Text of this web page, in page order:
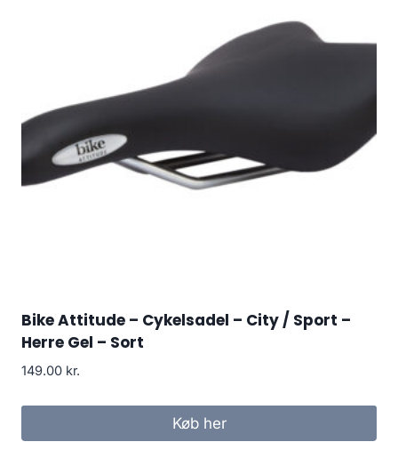
Bike Attitude – Cykelsadel – City / Sport –
Herre Gel – Sort
149.00 kr.
Køb her